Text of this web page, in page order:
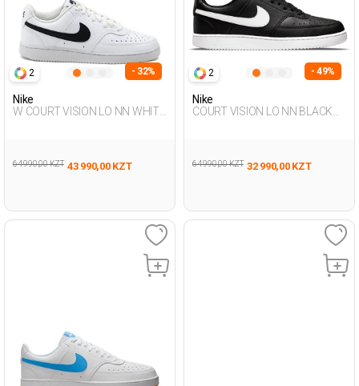
2 - 32%
Nike
W COURT VISION LO NN WHITE
64 990,00 KZT 43 990,00 KZT
2 - 49%
Nike
COURT VISION LO NN BLACK
64 990,00 KZT 32 990,00 KZT